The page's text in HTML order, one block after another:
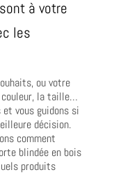
à votre
les
ou votre
la taille…
et vous guidons si
décision.
comment
blindée en bois
produits